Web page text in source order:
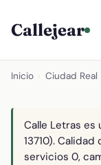
Callejear
Inicio Ciudad Real
Calle Letras es
13710).
servicios 0,